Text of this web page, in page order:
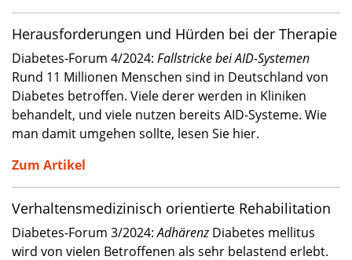
Herausforderungen und Hürden bei der Therapie
Diabetes-Forum 4/2024: Fallstricke bei AID-Systemen
Rund 11 Millionen Menschen sind in Deutschland von
Diabetes betroffen. Viele derer werden in Kliniken
behandelt, und viele nutzen bereits AID-Systeme. Wie
man damit umgehen sollte, lesen Sie hier.
Zum Artikel
Verhaltensmedizinisch orientierte Rehabilitation
Diabetes-Forum 3/2024:Adhärenz Diabetes mellitus
wird von vielen Betroffenen als sehr belastend erlebt.